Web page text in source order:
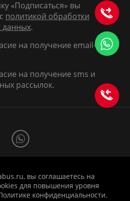
«Подписаться» вы
политикой обработки
данных.
на получение email-
на получение sms и
рассылок.
© BRABUS RUSSIA
Оферта | Реквизиты |
Вход для
вы соглашаетесь на
для повышения уровня
конфиденциальности.